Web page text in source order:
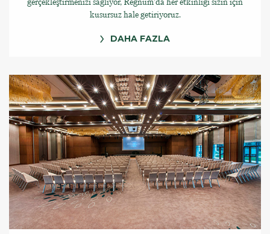
kusursuz hale getiriyoruz.
DAHA FAZLA